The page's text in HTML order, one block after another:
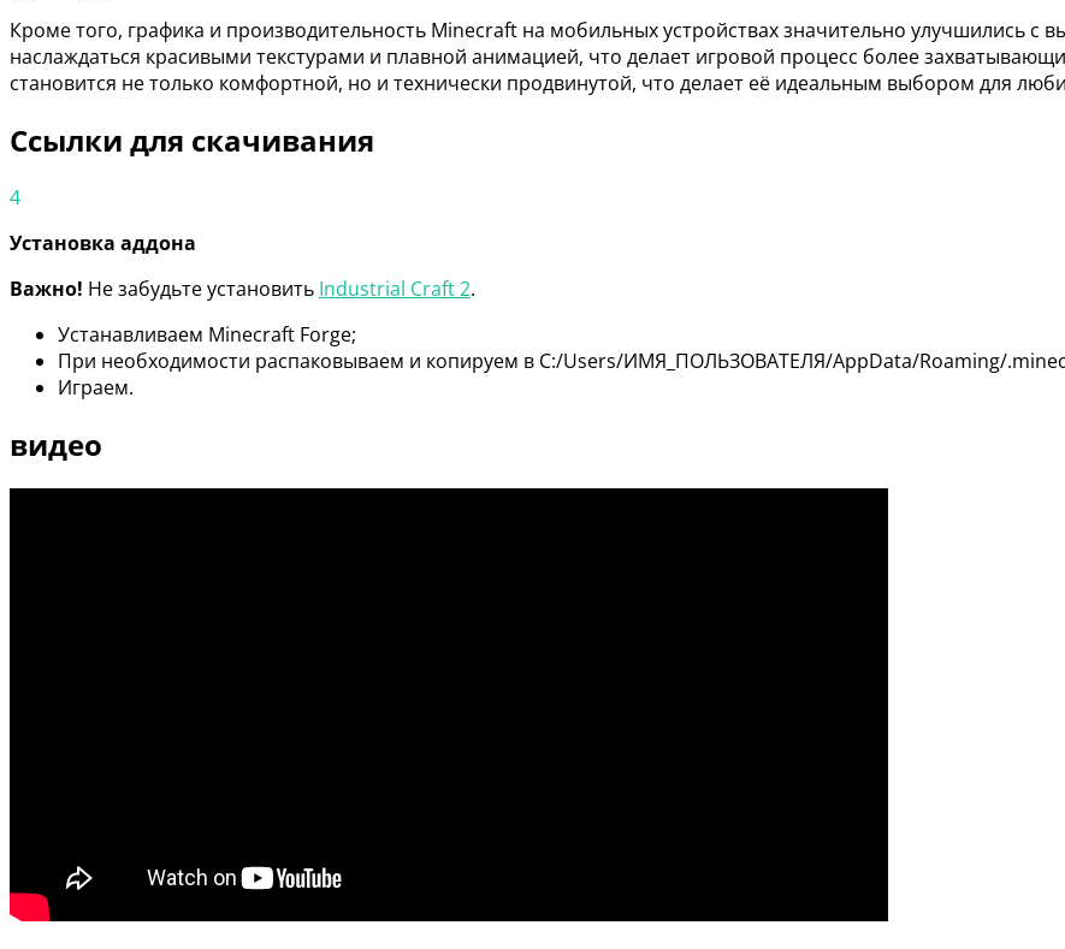
Кроме того, графика и производительность Minecraft на мобильных устройствах значительно улучшились с
наслаждаться красивыми текстурами и плавной анимацией, что делает игровой процесс более
становится не только комфортной, но и технически продвинутой, что делает её идеальным выбором для
Ссылки для скачивания
4
Установка аддона
Важно! Не забудьте установить Industrial Craft 2.
Устанавливаем Minecraft Forge;
При необходимости распаковываем и копируем в C:/Users/ИМЯ_ПОЛЬЗОВАТЕЛЯ/AppData/Roaming/
Играем.
видео